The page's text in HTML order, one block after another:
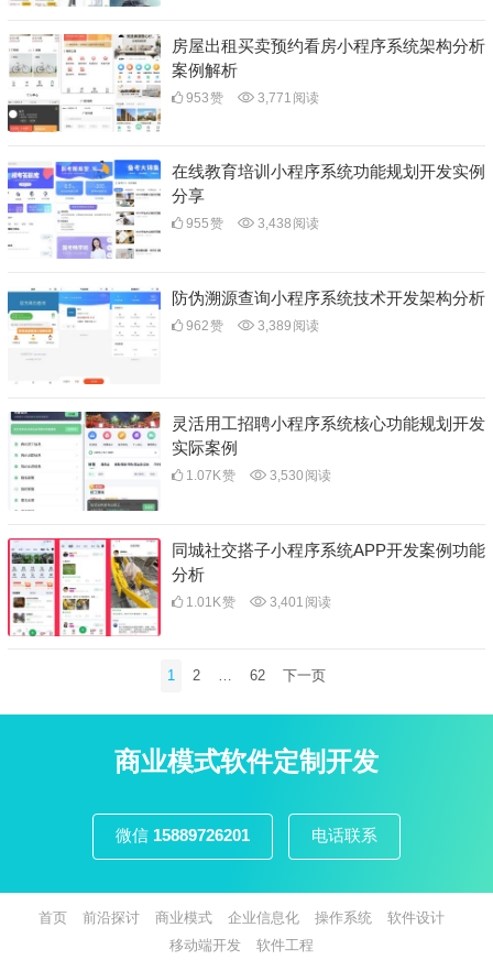
房屋出租买卖预约看房小程序系统架构分析
案例解析
953赞 3,771 阅读
在线教育培训小程序系统功能规划开发实例
分享
955赞 3,438 阅读
防伪溯源查询小程序系统技术开发架构分析
962赞 3,389 阅读
灵活用工招聘小程序系统核心功能规划开发
实际案例
1.07K赞 3,530 阅读
同城社交搭子小程序系统APP开发案例功能
分析
1.01K赞 3,401 阅读
分
1 2 62 下一页
商业模式软件定制开发
微信 15889726201 电话联系
首页 前沿探讨 商业模式 企业信息化 操作系统
软件设计
移动端开发
软件工程